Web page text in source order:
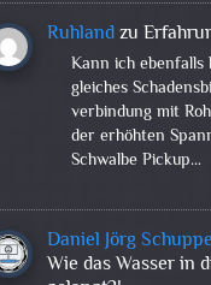
Ruhlandzu
Kann ich ebenfalls
gleiches
verbindung mit
der erhöhten
Schwalbe Pickup…
Daniel Jörg
Wie das Wasser in